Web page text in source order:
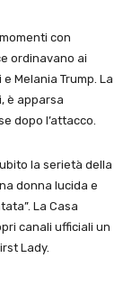
con
ordinavano ai
Melania Trump. La
è apparsa
dopo l’attacco.
la serietà della
donna lucida e
La Casa
canali ufficiali un
Lady.